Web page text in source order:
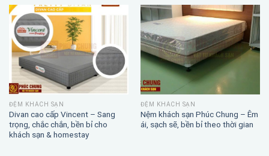
ĐỆM KHÁCH SẠN
Divan cao cấp Vincent – Sang
trọng, chắc chắn, bền bỉ cho
khách sạn & homestay
ĐỆM KHÁCH SẠN
Nệm khách sạn Phúc Chung – Êm
ái, sạch sẽ, bền bỉ theo thời gian